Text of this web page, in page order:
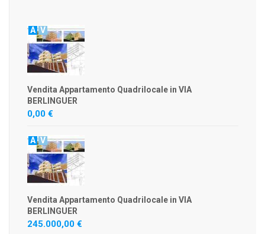
A V
Vendita Appartamento Quadrilocale in VIA
BERLINGUER
0,00 €
A V
Vendita Appartamento Quadrilocale in VIA
BERLINGUER
245.000,00 €